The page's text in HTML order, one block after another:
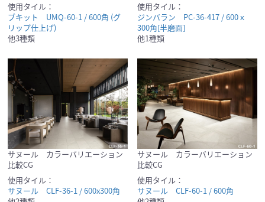
使用タイル：
ブキット UMQ-60-1 / 600角 (グ
リップ仕上げ)
他3種類
使用タイル：
ジンバラン PC-36-417 / 600ｘ
300角[半磨面]
他1種類
サヌール カラーバリエーション
比較CG
使用タイル：
サヌール CLF-36-1 / 600x300角
サヌール カラーバリエーション
比較CG
使用タイル：
サヌール CLF-60-1 / 600角